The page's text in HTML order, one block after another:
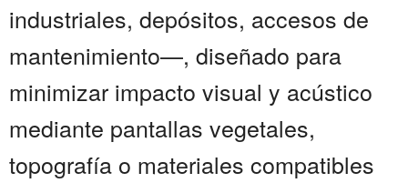
industriales, depósitos, accesos de
mantenimiento—, diseñado para
minimizar impacto visual y acústico
mediante pantallas vegetales,
topografía o materiales compatibles